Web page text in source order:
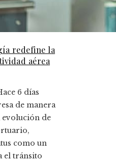
redefine la
aérea
6 días
de manera
evolución de
como un
el tránsito